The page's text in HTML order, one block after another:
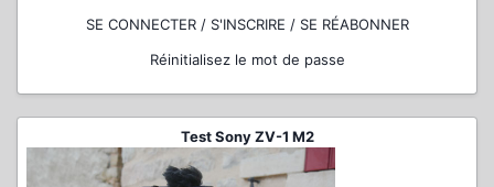
SE CONNECTER / S'INSCRIRE / SE RÉABONNER
Réinitialisez le mot de passe
Test Sony ZV-1 M2